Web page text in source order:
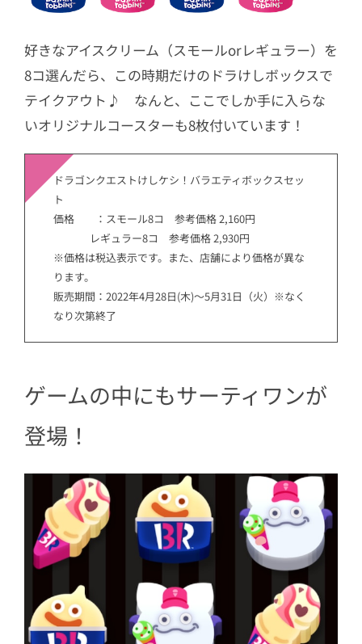
好きなアイスクリーム（スモールorレギュラー）を
8コ選んだら、この時期だけのドラけしボックスで
テイクアウト♪ なんと、ここでしか手に入らな
いオリジナルコースターも8枚付いています！
ドラゴンクエストけしケシ！バラエティボックスセッ
ト
価格 ：スモール8コ 参考価格 2,160円
レギュラー8コ 参考価格 2,930円
※価格は税込表示です。また、店舗により価格が異な
ります。
販売期間：2022年4月28日(木)～5月31日（火）※なく
なり次第終了
ゲームの中にもサーティワンが
登場！